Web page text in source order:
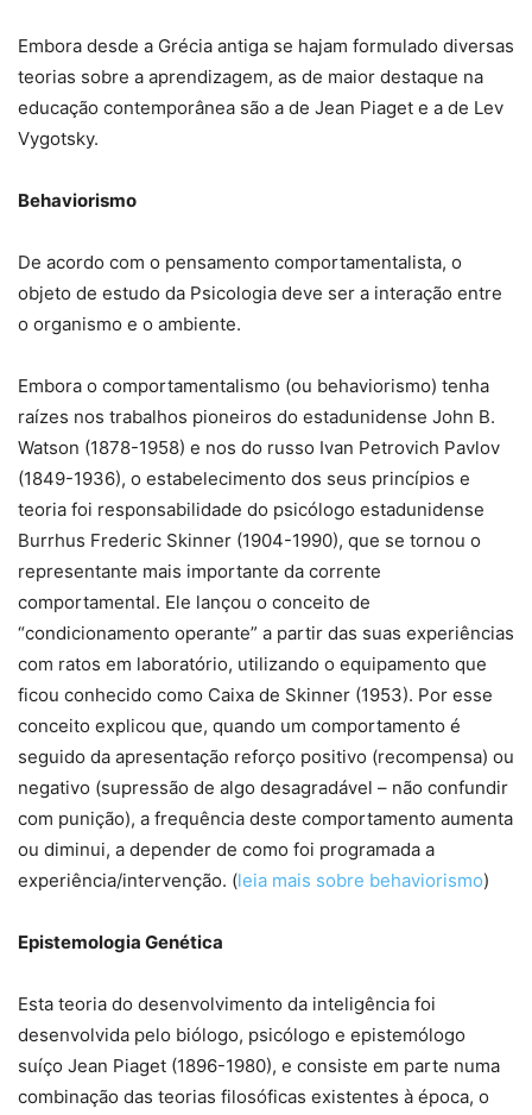
Embora desde a Grécia antiga se hajam formulado diversas
teorias sobre a aprendizagem, as de maior destaque na
educação contemporânea são a de Jean Piaget e a de Lev
Vygotsky.
Behaviorismo
De acordo com o pensamento comportamentalista, o
objeto de estudo da Psicologia deve ser a interação entre
o organismo e o ambiente.
Embora o comportamentalismo (ou behaviorismo) tenha
raízes nos trabalhos pioneiros do estadunidense John B.
Watson (1878-1958) e nos do russo Ivan Petrovich Pavlov
(1849-1936), o estabelecimento dos seus princípios e
teoria foi responsabilidade do psicólogo estadunidense
Burrhus Frederic Skinner (1904-1990), que se tornou o
representante mais importante da corrente
comportamental. Ele lançou o conceito de
“condicionamento operante” a partir das suas experiências
com ratos em laboratório, utilizando o equipamento que
ficou conhecido como Caixa de Skinner (1953). Por esse
conceito explicou que, quando um comportamento é
seguido da apresentação reforço positivo (recompensa) ou
negativo (supressão de algo desagradável – não confundir
com punição), a frequência deste comportamento aumenta
ou diminui, a depender de como foi programada a
experiência/intervenção. (leia mais sobre behaviorismo)
Epistemologia Genética
Esta teoria do desenvolvimento da inteligência foi
desenvolvida pelo biólogo, psicólogo e epistemólogo
suíço Jean Piaget (1896-1980), e consiste em parte numa
combinação das teorias filosóficas existentes à época, o